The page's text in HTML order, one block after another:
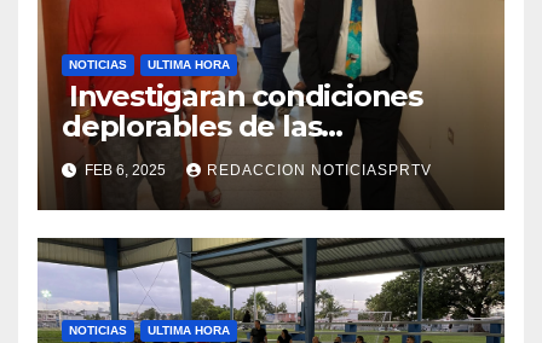
NOTICIAS ULTIMA HORA
Investigaran condiciones
deplorables de las
facilidades el Departamento
de la Salud en Mayagüez
FEB 6, 2025 REDACCION NOTICIASPRTV
NOTICIAS ULTIMA HORA